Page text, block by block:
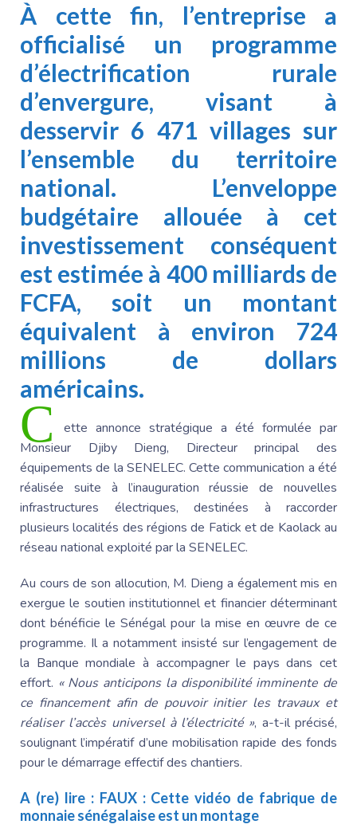
À cette fin, l’entreprise a
officialisé un programme
d’électrification rurale
d’envergure, visant à
desservir 6 471 villages sur
l’ensemble du territoire
national. L’enveloppe
budgétaire allouée à cet
investissement conséquent
est estimée à 400 milliards de
FCFA, soit un montant
équivalent à environ 724
millions de dollars
américains.
C
ette annonce stratégique a été formulée par
Monsieur Djiby Dieng, Directeur principal des
équipements de la SENELEC. Cette communication a été
réalisée suite à l’inauguration réussie de nouvelles
infrastructures électriques, destinées à raccorder
plusieurs localités des régions de Fatick et de Kaolack au
réseau national exploité par la SENELEC.
Au cours de son allocution, M. Dieng a également mis en
exergue le soutien institutionnel et financier déterminant
dont bénéficie le Sénégal pour la mise en œuvre de ce
programme. Il a notamment insisté sur l’engagement de
la Banque mondiale à accompagner le pays dans cet
effort. « Nous anticipons la disponibilité imminente de
ce financement afin de pouvoir initier les travaux et
réaliser l’accès universel à l’électricité », a-t-il précisé,
soulignant l’impératif d’une mobilisation rapide des fonds
pour le démarrage effectif des chantiers.
A (re) lire : FAUX : Cette vidéo de fabrique de
monnaie sénégalaise est un montage